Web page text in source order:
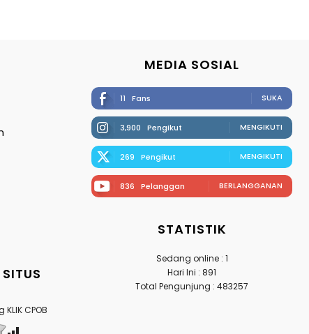
CPOB
MEDIA SOSIAL
11 Fans SUKA
3,900 Pengikut MENGIKUTI
269 Pengikut MENGIKUTI
836 Pelanggan BERLANGGANAN
STATISTIK
Sedang online : 1
Hari Ini : 891
Total Pengunjung : 483257